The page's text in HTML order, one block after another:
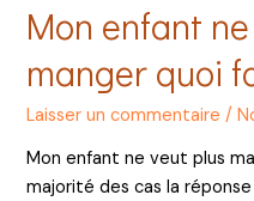
la
dépendance
affective
Mon enfant
manger quoi
Laisser un commentaire /
Mon enfant ne veut plus
majorité des cas la